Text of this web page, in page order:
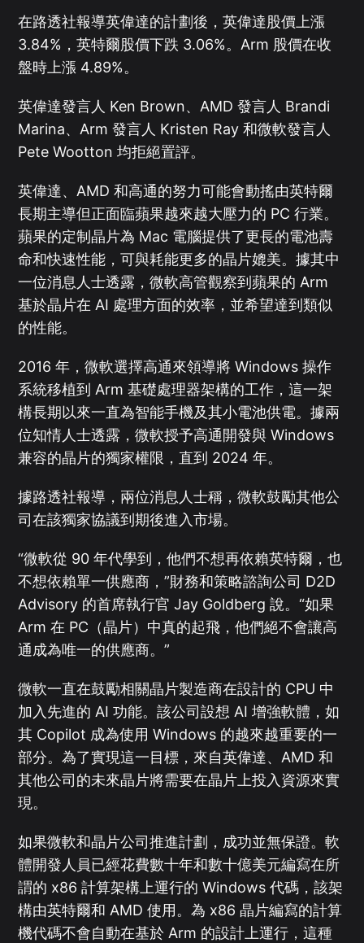
在路透社報導英偉達的計劃後，英偉達股價上漲
3.84%，英特爾股價下跌 3.06%。Arm 股價在收
盤時上漲 4.89%。
英偉達發言人 Ken Brown、AMD 發言人 Brandi
Marina、Arm 發言人 Kristen Ray 和微軟發言人
Pete Wootton 均拒絕置評。
英偉達、AMD 和高通的努力可能會動搖由英特爾
長期主導但正面臨蘋果越來越大壓力的 PC 行業。
蘋果的定制晶片為 Mac 電腦提供了更長的電池壽
命和快速性能，可與耗能更多的晶片媲美。據其中
一位消息人士透露，微軟高管觀察到蘋果的 Arm
基於晶片在 AI 處理方面的效率，並希望達到類似
的性能。
2016 年，微軟選擇高通來領導將 Windows 操作
系統移植到 Arm 基礎處理器架構的工作，這一架
構長期以來一直為智能手機及其小電池供電。據兩
位知情人士透露，微軟授予高通開發與 Windows
兼容的晶片的獨家權限，直到 2024 年。
據路透社報導，兩位消息人士稱，微軟鼓勵其他公
司在該獨家協議到期後進入市場。
“微軟從 90 年代學到，他們不想再依賴英特爾，也
不想依賴單一供應商，”財務和策略諮詢公司 D2D
Advisory 的首席執行官 Jay Goldberg 說。“如果
Arm 在 PC（晶片）中真的起飛，他們絕不會讓高
通成為唯一的供應商。”
微軟一直在鼓勵相關晶片製造商在設計的 CPU 中
加入先進的 AI 功能。該公司設想 AI 增強軟體，如
其 Copilot 成為使用 Windows 的越來越重要的一
部分。為了實現這一目標，來自英偉達、AMD 和
其他公司的未來晶片將需要在晶片上投入資源來實
現。
如果微軟和晶片公司推進計劃，成功並無保證。軟
體開發人員已經花費數十年和數十億美元編寫在所
謂的 x86 計算架構上運行的 Windows 代碼，該架
構由英特爾和 AMD 使用。為 x86 晶片編寫的計算
機代碼不會自動在基於 Arm 的設計上運行，這種